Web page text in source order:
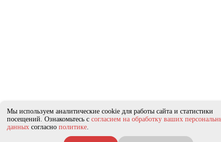
Мы используем аналитические cookie для работы сайта и статистики
посещений. Ознакомьтесь с согласием на обработку ваших
данных согласно политике.